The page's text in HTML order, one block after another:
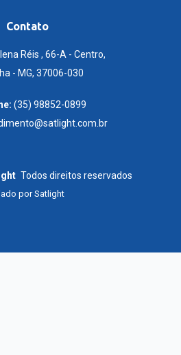
Contato
Réis , 66-A - Centro,
- MG, 37006-030
(35) 98852-0899
Todos direitos reservados
porSatlight